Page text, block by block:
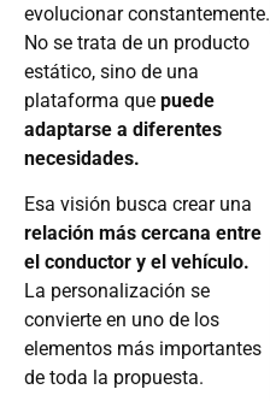
evolucionar constantemente.
No se trata de un producto
estático, sino de una
plataforma que puede
adaptarse a diferentes
necesidades.
Esa visión busca crear una
relación más cercana entre
el conductor y el vehículo.
La personalización se
convierte en uno de los
elementos más importantes
de toda la propuesta.